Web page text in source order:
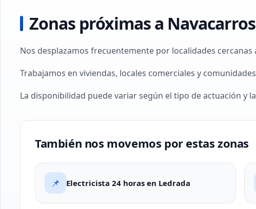
Zonas próximas a
Nos desplazamos frecuentemente por localidades
Trabajamos en viviendas, locales comerciales y
La disponibilidad puede variar según el tipo de actuación y
También nos movemos por estas zonas
📌 Electricista 24 horas en Ledrada